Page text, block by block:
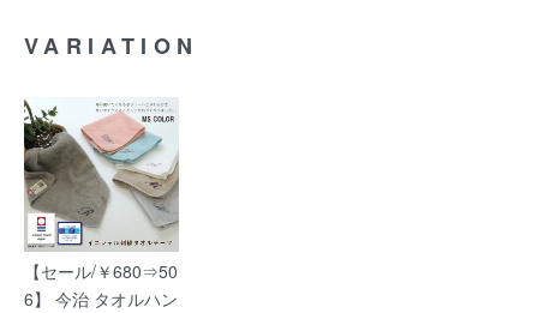
VARIATION
【セール/￥680⇒50
6】 今治 タオルハン